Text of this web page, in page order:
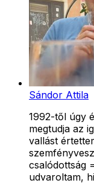
Sándor Attila
1992-től úgy
megtudja az
vallást
csalódottság
udvaroltam,